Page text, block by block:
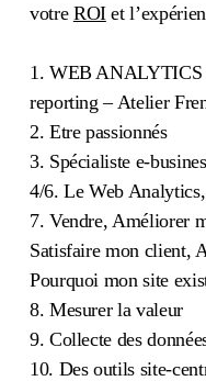
votre ROIet
1. WEB ANALYTICS
reporting – Atelier
2. Etre passionnés
3. Spécialiste e-
4/6. Le Web
7. Vendre, Améliorer
Satisfaire mon client,
Pourquoi mon site
8. Mesurer la valeur
9. Collecte des
10. Des outils site-